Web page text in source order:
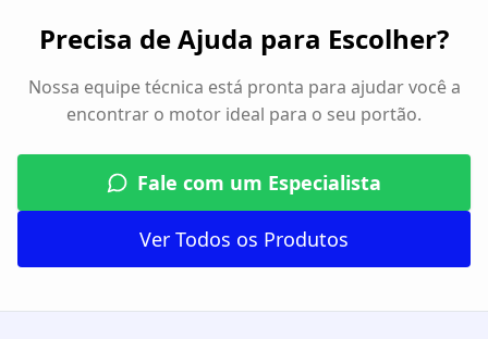
Precisa de Ajuda para Escolher?
Nossa equipe técnica está pronta para ajudar você a
encontrar o motor ideal para o seu portão.
Fale com um Especialista
Ver Todos os Produtos